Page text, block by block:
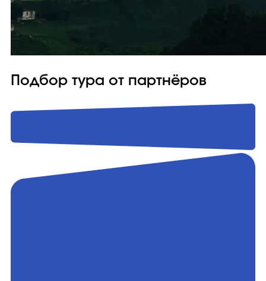
Подбор тура от партнёров